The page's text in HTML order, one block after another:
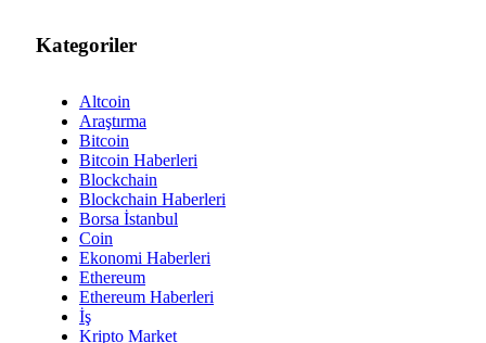
Kategoriler
Altcoin
Araştırma
Bitcoin
Bitcoin Haberleri
Blockchain
Blockchain Haberleri
Borsa İstanbul
Coin
Ekonomi Haberleri
Ethereum
Ethereum Haberleri
İş
Kripto Market